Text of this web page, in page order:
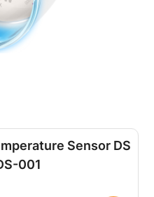
Sensor DS
001